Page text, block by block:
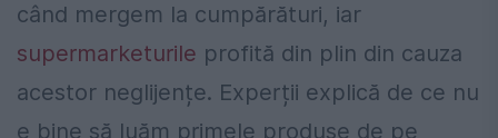
când mergem la cumpărături, iar
supermarketurile profită din plin din cauza
acestor neglijențe. Experții explică de ce nu
e bine să luăm primele produse de pe